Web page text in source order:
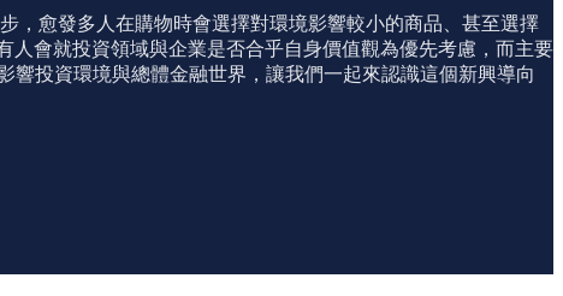
，愈發多人在購物時會選擇對環境影響較小的商品、甚至選擇
會就投資領域與企業是否合乎自身價值觀為優先考慮，而主要
投資環境與總體金融世界，讓我們一起來認識這個新興導向